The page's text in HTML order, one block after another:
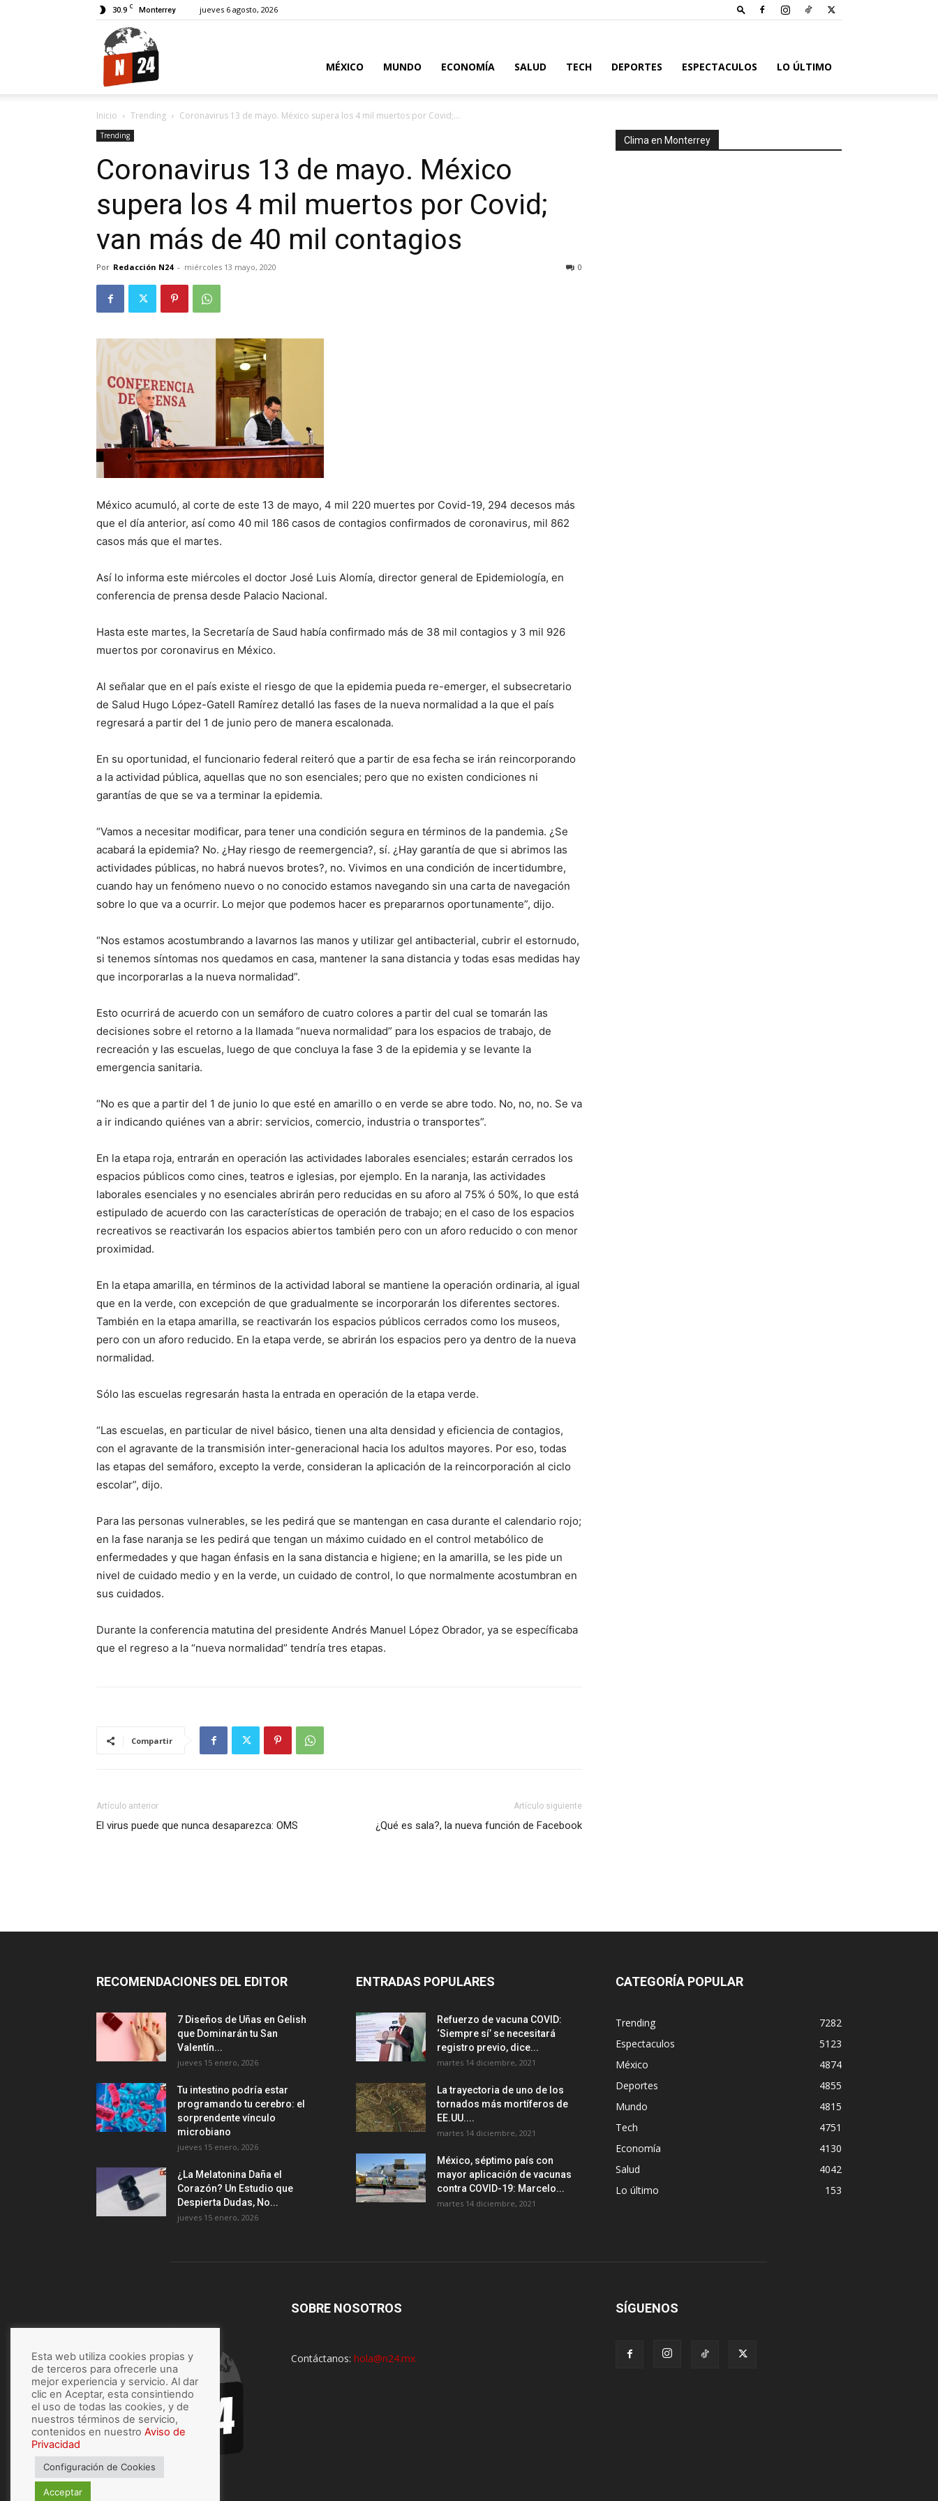
30.9 C Monterrey jueves 6 agosto, 2026
MÉXICO MUNDO ECONOMÍA SALUD TECH DEPORTES ESPECTACULOS LO ÚLTIMO
Inicio Trending Coronavirus 13 de mayo. México supera los 4 mil muertos por Covid;...
Trending
Coronavirus 13 de mayo. México
supera los 4 mil muertos por Covid;
van más de 40 mil contagios
Por Redacción N24 - miércoles 13 mayo, 2020 0
México acumuló, al corte de este 13 de mayo, 4 mil 220 muertes por Covid-19, 294 decesos más
que el día anterior, así como 40 mil 186 casos de contagios confirmados de coronavirus, mil 862
casos más que el martes.
Así lo informa este miércoles el doctor José Luis Alomía, director general de Epidemiología, en
conferencia de prensa desde Palacio Nacional.
Hasta este martes, la Secretaría de Saud había confirmado más de 38 mil contagios y 3 mil 926
muertos por coronavirus en México.
Al señalar que en el país existe el riesgo de que la epidemia pueda re-emerger, el subsecretario
de Salud Hugo López-Gatell Ramírez detalló las fases de la nueva normalidad a la que el país
regresará a partir del 1 de junio pero de manera escalonada.
En su oportunidad, el funcionario federal reiteró que a partir de esa fecha se irán reincorporando
a la actividad pública, aquellas que no son esenciales; pero que no existen condiciones ni
garantías de que se va a terminar la epidemia.
“Vamos a necesitar modificar, para tener una condición segura en términos de la pandemia. ¿Se
acabará la epidemia? No. ¿Hay riesgo de reemergencia?, sí. ¿Hay garantía de que si abrimos las
actividades públicas, no habrá nuevos brotes?, no. Vivimos en una condición de incertidumbre,
cuando hay un fenómeno nuevo o no conocido estamos navegando sin una carta de navegación
sobre lo que va a ocurrir. Lo mejor que podemos hacer es prepararnos oportunamente”, dijo.
“Nos estamos acostumbrando a lavarnos las manos y utilizar gel antibacterial, cubrir el estornudo,
si tenemos síntomas nos quedamos en casa, mantener la sana distancia y todas esas medidas hay
que incorporarlas a la nueva normalidad”.
Esto ocurrirá de acuerdo con un semáforo de cuatro colores a partir del cual se tomarán las
decisiones sobre el retorno a la llamada “nueva normalidad” para los espacios de trabajo, de
recreación y las escuelas, luego de que concluya la fase 3 de la epidemia y se levante la
emergencia sanitaria.
“No es que a partir del 1 de junio lo que esté en amarillo o en verde se abre todo. No, no, no. Se va
a ir indicando quiénes van a abrir: servicios, comercio, industria o transportes”.
En la etapa roja, entrarán en operación las actividades laborales esenciales; estarán cerrados los
espacios públicos como cines, teatros e iglesias, por ejemplo. En la naranja, las actividades
laborales esenciales y no esenciales abrirán pero reducidas en su aforo al 75% ó 50%, lo que está
estipulado de acuerdo con las características de operación de trabajo; en el caso de los espacios
recreativos se reactivarán los espacios abiertos también pero con un aforo reducido o con menor
proximidad.
En la etapa amarilla, en términos de la actividad laboral se mantiene la operación ordinaria, al igual
que en la verde, con excepción de que gradualmente se incorporarán los diferentes sectores.
También en la etapa amarilla, se reactivarán los espacios públicos cerrados como los museos,
pero con un aforo reducido. En la etapa verde, se abrirán los espacios pero ya dentro de la nueva
normalidad.
Sólo las escuelas regresarán hasta la entrada en operación de la etapa verde.
“Las escuelas, en particular de nivel básico, tienen una alta densidad y eficiencia de contagios,
con el agravante de la transmisión inter-generacional hacia los adultos mayores. Por eso, todas
las etapas del semáforo, excepto la verde, consideran la aplicación de la reincorporación al ciclo
escolar”, dijo.
Para las personas vulnerables, se les pedirá que se mantengan en casa durante el calendario rojo;
en la fase naranja se les pedirá que tengan un máximo cuidado en el control metabólico de
enfermedades y que hagan énfasis en la sana distancia e higiene; en la amarilla, se les pide un
nivel de cuidado medio y en la verde, un cuidado de control, lo que normalmente acostumbran en
sus cuidados.
Durante la conferencia matutina del presidente Andrés Manuel López Obrador, ya se específicaba
que el regreso a la “nueva normalidad” tendría tres etapas.
Compartir
Artículo anterior
El virus puede que nunca desaparezca: OMS
Artículo siguiente
¿Qué es sala?, la nueva función de Facebook
Clima en Monterrey
RECOMENDACIONES DEL EDITOR
7 Diseños de Uñas en Gelish
que Dominarán tu San
Valentín...
jueves 15 enero, 2026
Tu intestino podría estar
programando tu cerebro: el
sorprendente vínculo
microbiano
jueves 15 enero, 2026
¿La Melatonina Daña el
Corazón? Un Estudio que
Despierta Dudas, No...
jueves 15 enero, 2026
ENTRADAS POPULARES
Refuerzo de vacuna COVID:
‘Siempre sí’ se necesitará
registro previo, dice...
martes 14 diciembre, 2021
La trayectoria de uno de los
tornados más mortíferos de
EE.UU....
martes 14 diciembre, 2021
México, séptimo país con
mayor aplicación de vacunas
contra COVID-19: Marcelo...
martes 14 diciembre, 2021
CATEGORÍA POPULAR
Trending
7282
Espectaculos
5123
México
4874
Deportes
4855
Mundo
4815
Tech
4751
Economía
4130
Salud
4042
Lo último
153
SOBRE NOSOTROS
Contáctanos: hola@n24.mx
SÍGUENOS
Esta web utiliza cookies propias y
de terceros para ofrecerle una
mejor experiencia y servicio. Al dar
clic en Aceptar, esta consintiendo
el uso de todas las cookies, y de
nuestros términos de servicio,
contenidos en nuestro Aviso de
Privacidad
Configuración de Cookies
Acceptar